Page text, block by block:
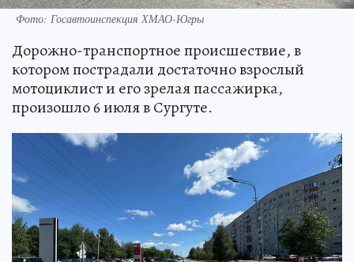
Фото: Госавтоинспекция ХМАО-Югры
Дорожно-транспортное происшествие, в
котором пострадали достаточно взрослый
мотоциклист и его зрелая пассажирка,
произошло 6 июля в Сургуте.